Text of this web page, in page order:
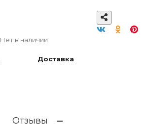
Нет в наличии
Доставка
Отзывы